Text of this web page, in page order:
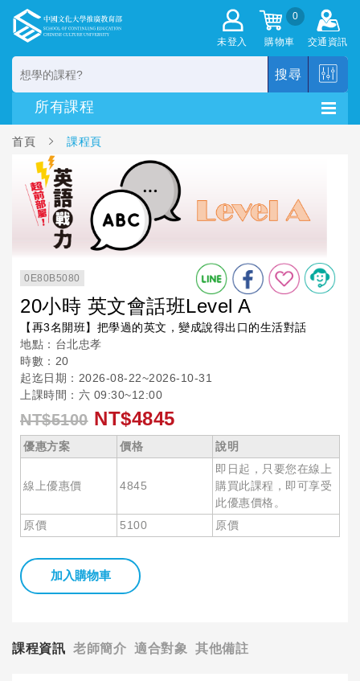
未登入
0
購物車 交通資訊
搜尋
首頁 課程頁
0E80B5080
20小時 英文會話班Level A
【再3名開班】把學過的英文，變成說得出口的生活對話
地點：台北忠孝
時數：20
起迄日期：2026-08-22~2026-10-31
上課時間：六 09:30~12:00
NT$5100 NT$4845
優惠方案 價格 說明
線上優惠價 4845
即日起，只要您在線上
購買此課程，即可享受
此優惠價格。
原價
5100 原價
加入購物車
課程資訊 老師簡介 適合對象 其他備註